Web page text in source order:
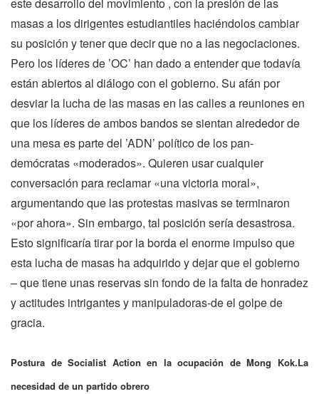
este desarrollo del movimiento , con la presión de las
masas a los dirigentes estudiantiles haciéndolos cambiar
su posición y tener que decir que no a las negociaciones.
Pero los líderes de ’OC’ han dado a entender que todavía
están abiertos al diálogo con el gobierno. Su afán por
desviar la lucha de las masas en las calles a reuniones en
que los líderes de ambos bandos se sientan alrededor de
una mesa es parte del ’ADN’ político de los pan-
demócratas «moderados». Quieren usar cualquier
conversación para reclamar «una victoria moral»,
argumentando que las protestas masivas se terminaron
«por ahora». Sin embargo, tal posición sería desastrosa.
Esto significaría tirar por la borda el enorme impulso que
esta lucha de masas ha adquirido y dejar que el gobierno
– que tiene unas reservas sin fondo de la falta de honradez
y actitudes intrigantes y manipuladoras-de el golpe de
gracia.
Postura de Socialist Action en la ocupación de Mong Kok.La
necesidad de un partido obrero